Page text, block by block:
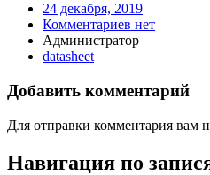
24 декабря, 2019
Комментариев нет
Администратор
datasheet
Добавить комментарий
Для отправки комментария вам
Навигация по